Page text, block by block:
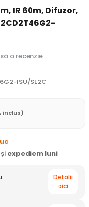
IR 60m, Difuzor,
o recenzie
ISU/SL2C
inclus)
expediem luni
Detalii
aici